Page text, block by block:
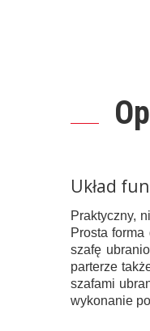
Układ
Praktyczny,
Prosta
szafę
parterze
szafami
wykonanie